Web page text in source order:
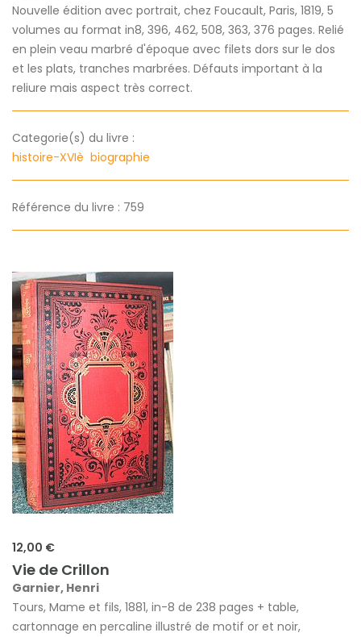
Nouvelle édition avec portrait, chez Foucault, Paris, 1819, 5
volumes au format in8, 396, 462, 508, 363, 376 pages. Relié
en plein veau marbré d'époque avec filets dors sur le dos
et les plats, tranches marbrées. Défauts important à la
reliure mais aspect très correct.
Categorie(s) du livre :
histoire-XVIè biographie
Référence du livre : 759
12,00 €
Vie de Crillon
Garnier, Henri
Tours, Mame et fils, 1881, in-8 de 238 pages + table,
cartonnage en percaline illustré de motif or et noir,